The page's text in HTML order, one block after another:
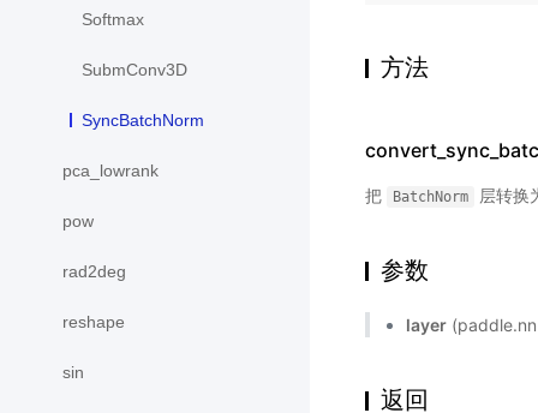
Softmax
SubmConv3D
SyncBatchNorm
pca_lowrank
pow
rad2deg
reshape
sin
方法
把 BatchNorm 层转换
参数
layer
返回